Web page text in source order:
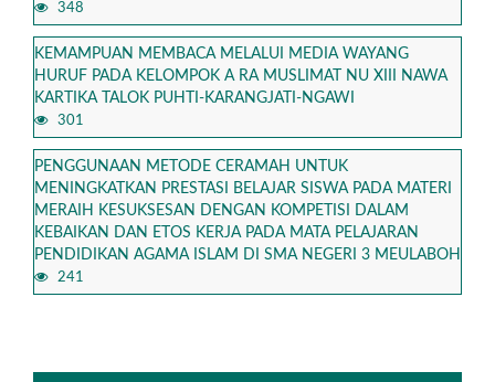
348
KEMAMPUAN MEMBACA MELALUI MEDIA WAYANG
HURUF PADA KELOMPOK A RA MUSLIMAT NU XIII NAWA
KARTIKA TALOK PUHTI-KARANGJATI-NGAWI
301
PENGGUNAAN METODE CERAMAH UNTUK
MENINGKATKAN PRESTASI BELAJAR SISWA PADA MATERI
MERAIH KESUKSESAN DENGAN KOMPETISI DALAM
KEBAIKAN DAN ETOS KERJA PADA MATA PELAJARAN
PENDIDIKAN AGAMA ISLAM DI SMA NEGERI 3 MEULABOH
241